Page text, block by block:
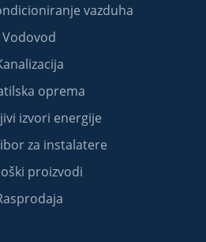
vazduha
Vodovod
oprema
izvori energije
za instalatere
proizvodi